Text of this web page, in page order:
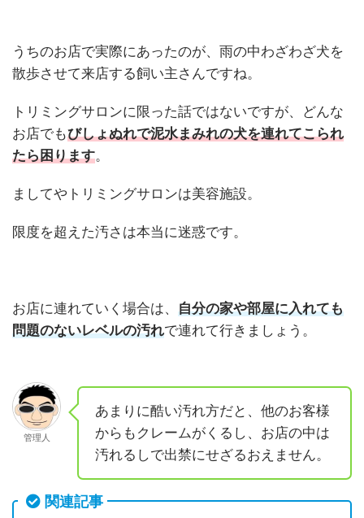
うちのお店で実際にあったのが、雨の中わざわざ犬を
散歩させて来店する飼い主さんですね。
トリミングサロンに限った話ではないですが、どんな
お店でもびしょぬれで泥水まみれの犬を連れてこられ
たら困ります。
ましてやトリミングサロンは美容施設。
限度を超えた汚さは本当に迷惑です。
お店に連れていく場合は、 自分の家や部屋に入れても
問題のないレベルの汚れで連れて行きましょう。
管理人
あまりに酷い汚れ方だと、他のお客様
からもクレームがくるし、お店の中は
汚れるしで出禁にせざるおえません。
関連記事